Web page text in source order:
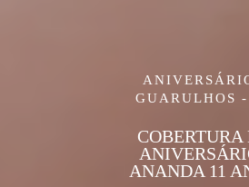
GUARULHOS -
COBERTURA
ANANDA 11